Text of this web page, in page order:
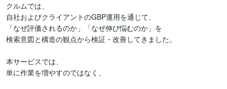
クルムでは、
自社およびクライアントのGBP運用を通じて、
「なぜ評価されるのか」「なぜ伸び悩むのか」を
検索意図と構造の観点から検証・改善してきました。
本サービスでは、
単に作業を増やすのではなく、